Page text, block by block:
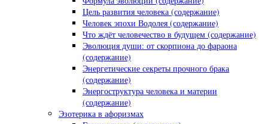
Цель развития человека (содержание)
Человек эпохи Водолея (содержание)
Что ждёт человечество в будущем (содержание)
Эволюция души: от скорпиона до фараона
(содержание)
Энергетические секреты прочного брака
(содержание)
Энергоструктура человека и материи
(содержание)
Эзотерика в афоризмах